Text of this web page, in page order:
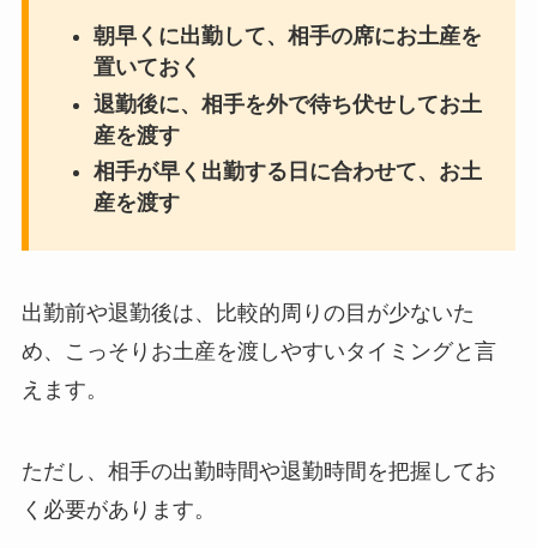
朝早くに出勤して、相手の席にお土産を
置いておく
退勤後に、相手を外で待ち伏せしてお土
産を渡す
相手が早く出勤する日に合わせて、お土
産を渡す
出勤前や退勤後は、比較的周りの目が少ないた
め、こっそりお土産を渡しやすいタイミングと言
えます。
ただし、相手の出勤時間や退勤時間を把握してお
く必要があります。